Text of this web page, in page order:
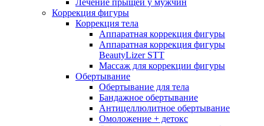
Лечение прыщей у мужчин
Коррекция фигуры
Коррекция тела
Аппаратная коррекция фигуры
Аппаратная коррекция фигуры
BeautyLizer STT
Массаж для коррекции фигуры
Обертывание
Обертывание для тела
Бандажное обертывание
Антицеллюлитное обертывание
Омоложение + детокс